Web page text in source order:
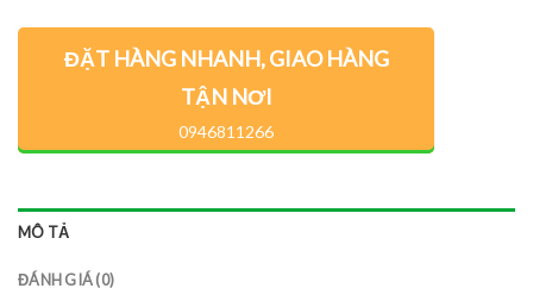
ĐẶT HÀNG NHANH, GIAO HÀNG
TẬN NƠI
0946811266
MÔ TẢ
ĐÁNH GIÁ (0)